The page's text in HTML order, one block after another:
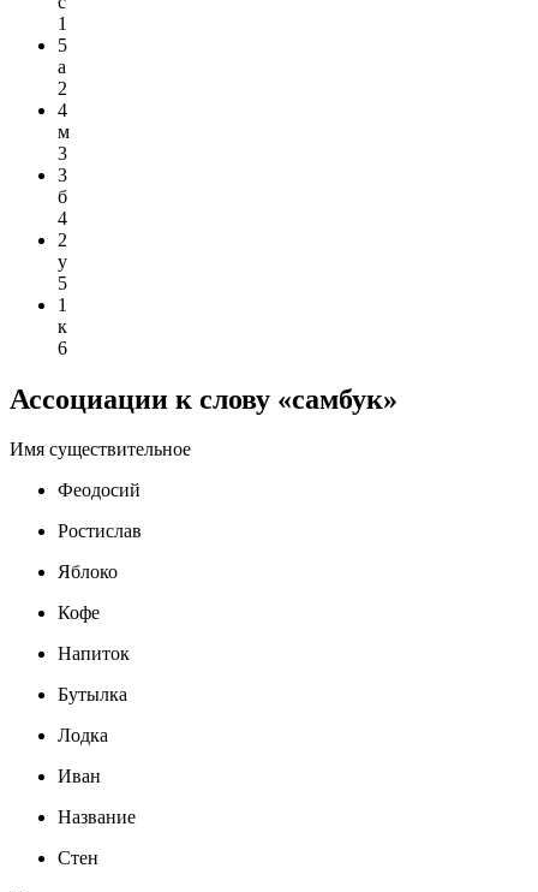
1
5
а
2
4
м
3
3
б
4
2
у
5
1
к
6
Ассоциации к слову «самбук»
Имя существительное
Феодосий
Ростислав
Яблоко
Кофе
Напиток
Бутылка
Лодка
Иван
Название
Стен